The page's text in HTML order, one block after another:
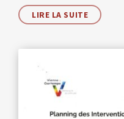
LIRE LA SUITE